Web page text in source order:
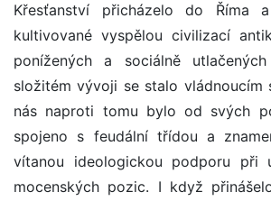
Křesťanství přicházelo do Říma
kultivované vyspělou civilizací
ponížených a sociálně
složitém vývoji se stalo vládnoucím
nás naproti tomu bylo od svých
spojeno s feudální třídou a
vítanou ideologickou podporu při
mocenských pozic. I když